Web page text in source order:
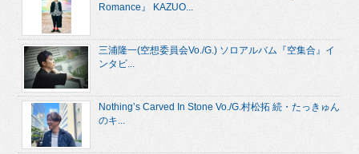
Romance』 KAZUO...
三浦隆一(空想委員会Vo./G.) ソロアルバム『空集合』イ
ンタビ...
Nothing’s Carved In Stone Vo./G.村松拓 続・たっきゅん
のキ...